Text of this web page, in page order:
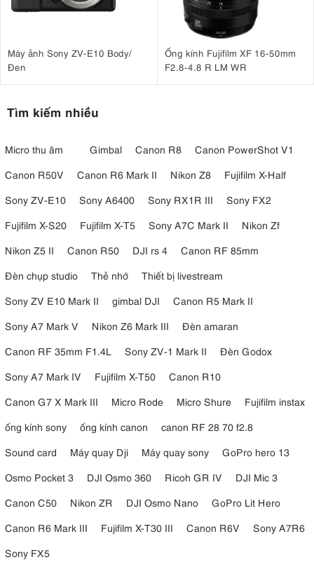
Máy ảnh Sony ZV-E10 Body/
Đen
Ống kính Fujifilm XF 16-50mm
F2.8-4.8 R LM WR
Tìm kiếm nhiều
Micro thu âm Gimbal Canon R8
Canon PowerShot V1
Canon R50V
Canon R6 Mark II Nikon Z8
Fujifilm X-Half
Sony ZV-E10
Sony A6400 Sony RX1R III
Sony FX2
Fujifilm X-S20
Fujifilm X-T5 Sony A7C Mark II
Nikon Zf
Nikon Z5 II
Canon R50 DJI rs 4
Canon RF 85mm
Đèn chụp studio
Thẻ nhớ
Thiết bị livestream
Sony ZV E10 Mark II
gimbal DJI
Canon R5 Mark II
Sony A7 Mark V
Nikon Z6 Mark III
Đèn amaran
Canon RF 35mm F1.4L
Sony ZV-1 Mark II
Đèn Godox
Sony A7 Mark IV
Fujifilm X-T50
Canon R10
Canon G7 X Mark III
Micro Rode Micro Shure
Fujifilm instax
ống kính sony
ống kính canon
canon RF 28 70 f2.8
Sound card
Máy quay Dji Máy quay sony
GoPro hero 13
Osmo Pocket 3
DJI Osmo 360 Ricoh GR IV
DJI Mic 3
Canon C50
Nikon ZR DJI Osmo Nano
GoPro Lit Hero
Canon R6 Mark III
Fujifilm X-T30 III Canon R6V
Sony A7R6
Sony FX5